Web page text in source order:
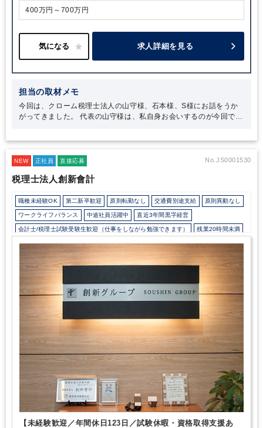
400万円～700万円
求人詳細を見る
担当の取材メモ
今回は、クローム税理士法人の山守様、石本様、S様にお話をうか
がってきました。
代表の山守様は、私自身お会いするのが今回で三
にされているのだな、とお会いするたびに身をもって感じます。今
て、「お客様のために」という想いが根底にあることが印象的でし
で、幅広いサービスの提供や柔軟な対応が可能になっているのだと
思います。また、石本様とS様のお話からは、山守様に対する信頼
は厚く、事務所の方針に深く共感し、挑戦する意欲を常に持たれて
いることを感じました。代表とパートナー、スタッフの信頼関係が
構築されていて、お互いに敬意を持ちながら働いているのもクロー
ム税理士法人の魅力です。自分をスキルアップさせたい方、事務所
のメンバーと共に「お客様のために」何ができるかを追求したい方
NEW 正社員 直接応募 No.JS0001530
税理士法人創新會計
職種未経験OK 第二新卒歓迎 原則転勤なし 交通費別途支給 原則異動なし
ワークライフバランス 中途社員活躍中 直近3年間黒字経営
会計士/税理士試験受験生歓迎（仕事をしながら勉強できます） 残業20時間未満
所定労働時間8時間未満 オフィスカジュアルOK 研修・資格取得支援
退職金制度 地域密着
【未経験歓迎／年間休日123日／試験休暇・資格取得支援あ